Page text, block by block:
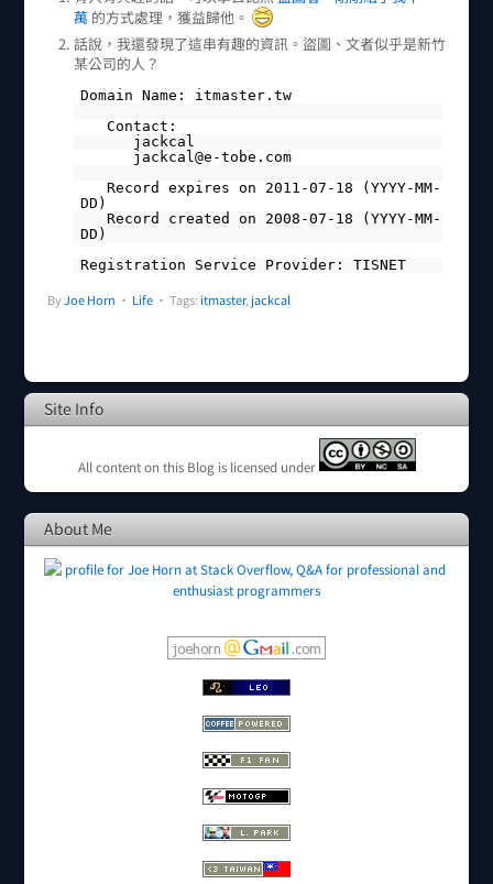
萬的方式處理，獲益歸他。
話說，我還發現了這串有趣的資訊。盜圖、文者似乎是新竹
某公司的人？
Domain Name: itmaster.tw
Contact:
jackcal
jackcal@e-tobe.com
Record expires on 2011-07-18 (YYYY-MM-
DD)
Record created on 2008-07-18 (YYYY-MM-
DD)
Registration Service Provider: TISNET
ByJoe Horn • Life • Tags: itmaster, jackcal
Site Info
All content on this Blog is licensed under
About Me